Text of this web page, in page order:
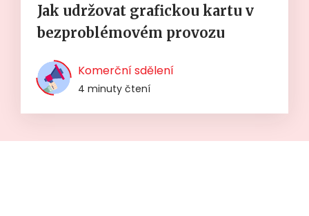
Jak udržovat grafickou kartu v
bezproblémovém provozu
Komerční sdělení
4 minuty čtení